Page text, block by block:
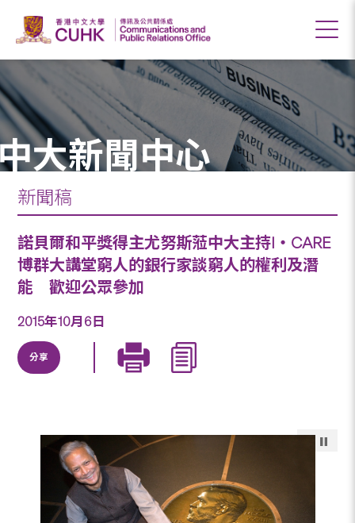
大新聞中心
新聞稿
諾貝爾和平獎得主尤努斯蒞中大主持I‧CARE
博群大講堂窮人的銀行家談窮人的權利及潛
能 歡迎公眾參加
2015年10月6日
分享